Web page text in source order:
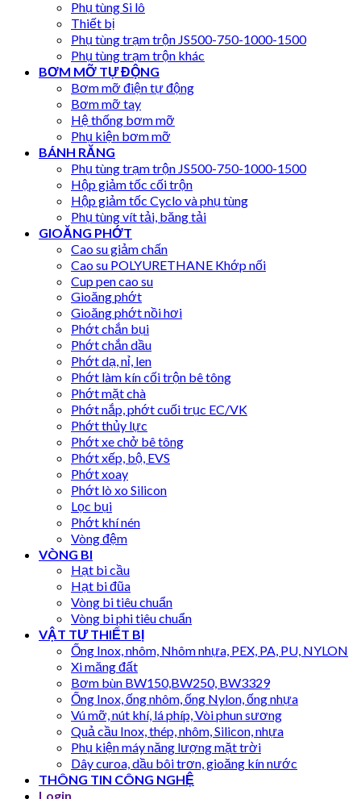
Phụ tùng Si lô
Thiết bị
Phụ tùng trạm trộn JS500-750-1000-1500
Phụ tùng trạm trộn khác
BƠM MỠ TỰ ĐỘNG
Bơm mỡ điện tự động
Bơm mỡ tay
Hệ thống bơm mỡ
Phụ kiện bơm mỡ
BÁNH RĂNG
Phụ tùng trạm trộn JS500-750-1000-1500
Hộp giảm tốc cối trộn
Hộp giảm tốc Cyclo và phụ tùng
Phụ tùng vít tải, băng tải
GIOĂNG PHỚT
Cao su giảm chấn
Cao su POLYURETHANE Khớp nối
Cup pen cao su
Gioăng phớt
Gioăng phớt nồi hơi
Phớt chắn bụi
Phớt chắn dầu
Phớt dạ, nỉ, len
Phớt làm kín cối trộn bê tông
Phớt mặt chà
Phớt nắp, phớt cuối trục EC/VK
Phớt thủy lực
Phớt xe chở bê tông
Phớt xếp, bộ, EVS
Phớt xoay
Phớt lò xo Silicon
Lọc bụi
Phớt khí nén
Vòng đệm
VÒNG BI
Hạt bi cầu
Hạt bi đũa
Vòng bi tiêu chuẩn
Vòng bi phi tiêu chuẩn
VẬT TƯ THIẾT BỊ
Ống Inox, nhôm, Nhôm nhựa, PEX, PA, PU, NYLON
Xi măng đất
Bơm bùn BW150,BW250, BW3329
Ống Inox, ống nhôm, ống Nylon, ống nhựa
Vú mỡ, nút khí, lá phíp, Vòi phun sương
Quả cầu Inox, thép, nhôm, Silicon, nhựa
Phụ kiện máy năng lượng mặt trời
Dây curoa, dầu bôi trơn, gioăng kín nước
THÔNG TIN CÔNG NGHỆ
Login